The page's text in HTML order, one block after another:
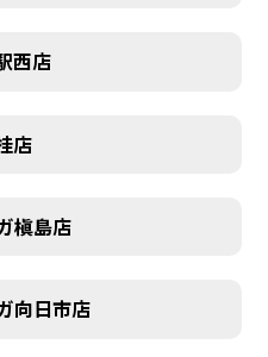
西店
店
槇島店
向日市店